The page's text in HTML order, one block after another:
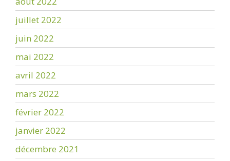
juillet 2022
juin 2022
mai 2022
avril 2022
mars 2022
février 2022
janvier 2022
décembre 2021